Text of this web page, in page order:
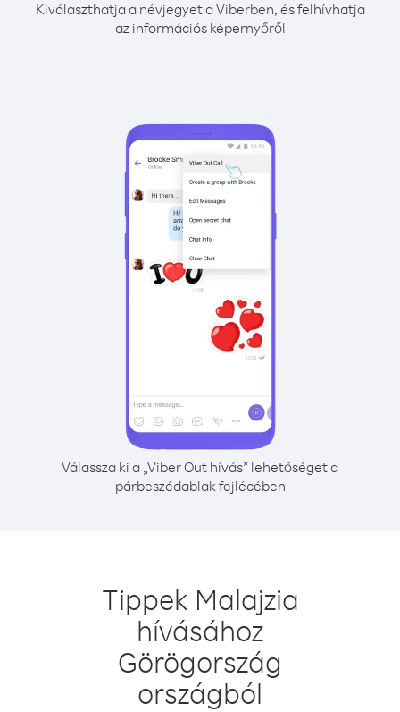
Kiválaszthatja a névjegyet a Viberben, és felhívhatja
az információs képernyőről
Válassza ki a „Viber Out hívás” lehetőséget a
párbeszédablak fejlécében
Tippek Malajzia
hívásához
Görögország
országból